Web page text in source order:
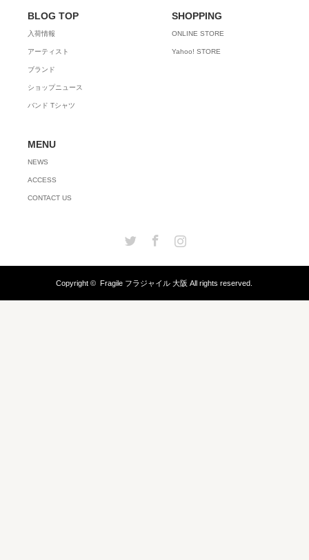
BLOG TOP
入荷情報
アーティスト
ブランド
ショップニュース
バンド Tシャツ
SHOPPING
ONLINE STORE
Yahoo! STORE
MENU
NEWS
ACCESS
CONTACT US
Twitter Facebook
Copyright ©Fragile フラジャイル 大阪 All rights reserved.